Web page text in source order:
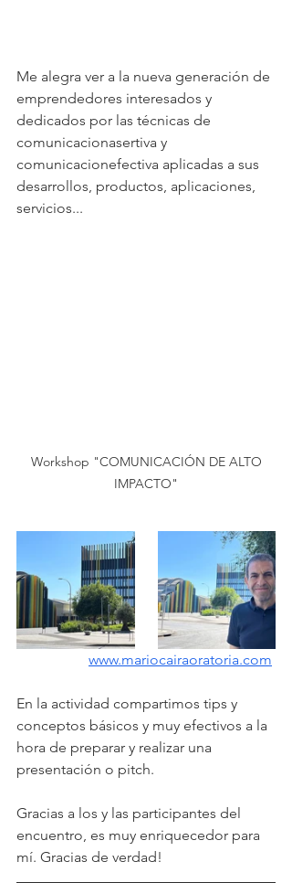
Me alegra ver a la nueva generación de
emprendedores interesados y
dedicados por las técnicas de
comunicacionasertiva y
comunicacionefectiva aplicadas a sus
desarrollos, productos, aplicaciones,
servicios...
IMPACTO"
www.mariocairaoratoria.com
En la actividad compartimos tips y
conceptos básicos y muy efectivos a la
hora de preparar y realizar una
presentación o pitch.
Gracias a los y las participantes del
encuentro, es muy enriquecedor para
mí. Gracias de verdad!